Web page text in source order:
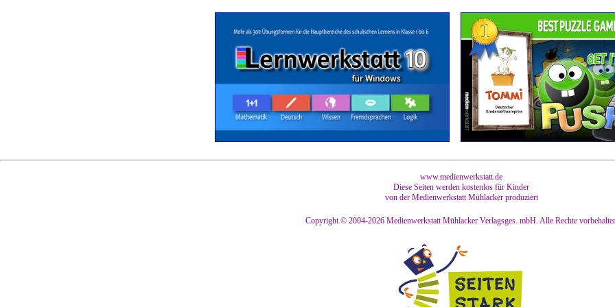
www.medienwerkstatt.de
Diese Seiten werden kostenlos für Kinder
von der Medienwerkstatt Mühlacker produziert
Copyright © 2004-2026 Medienwerkstatt Mühlacker Verlagsges. mbH. Alle Rechte